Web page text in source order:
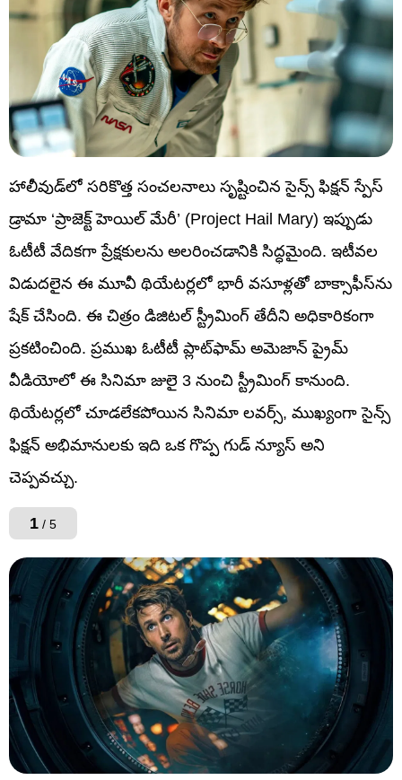
హాలీవుడ్‌లో సరికొత్త సంచలనాలు సృష్టించిన సైన్స్ ఫిక్షన్ స్పేస్
డ్రామా ‘ప్రాజెక్ట్ హెయిల్ మేరీ’ (Project Hail Mary) ఇప్పుడు
ఓటీటీ వేదికగా ప్రేక్షకులను అలరించడానికి సిద్ధమైంది. ఇటీవల
విడుదలైన ఈ మూవీ థియేటర్లలో భారీ వసూళ్లతో బాక్సాఫీస్‌ను
షేక్ చేసింది. ఈ చిత్రం డిజిటల్ స్ట్రీమింగ్ తేదీని అధికారికంగా
ప్రకటించింది. ప్రముఖ ఓటీటీ ప్లాట్‌ఫామ్ అమెజాన్ ప్రైమ్
వీడియోలో ఈ సినిమా జులై 3 నుంచి స్ట్రీమింగ్ కానుంది.
థియేటర్లలో చూడలేకపోయిన సినిమా లవర్స్, ముఖ్యంగా సైన్స్
ఫిక్షన్ అభిమానులకు ఇది ఒక గొప్ప గుడ్ న్యూస్ అని
చెప్పవచ్చు.
1 / 5